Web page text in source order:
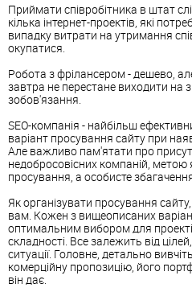
Приймати співробітника в штат
кілька інтернет-проектів, які
випадку витрати на утримання
окупатися.
Робота з фрілансером - дешево,
завтра не перестане виходити на
зобов'язання.
SEO-компанія - найбільш
варіант просування сайту при
Але важливо пам'ятати про
недобросовісних компаній, метою
просування, а особисте
Як організувати просування
вам. Кожен з вищеописаних
оптимальним вибором для
складності. Все залежить від
ситуації. Головне, детально
комерційну пропозицію, його
він дає.